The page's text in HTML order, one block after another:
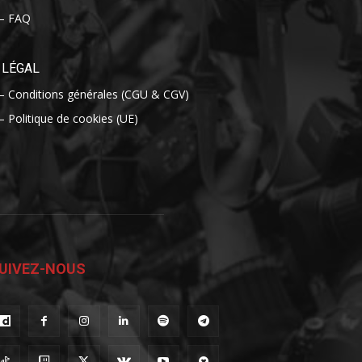
FAQ
LÉGAL
Conditions générales (CGU & CGV)
Politique de cookies (UE)
NOUS